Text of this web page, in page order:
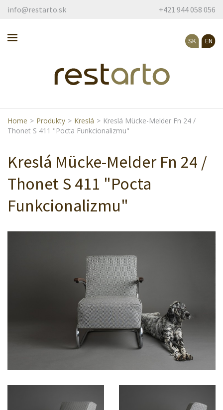
info@restarto.sk +421 944 058 056
SK EN
Home > Produkty > Kreslá > Kreslá Mücke-Melder Fn 24 /
Thonet S 411 "Pocta Funkcionalizmu"
Kreslá Mücke-Melder Fn 24 /
Thonet S 411 "Pocta
Funkcionalizmu"